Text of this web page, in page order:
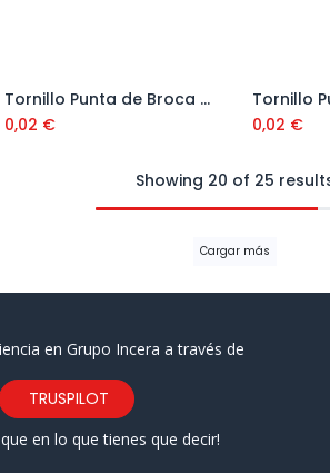
Añadir al carrito
Tornillo Punta de Broca Autotaladrante DIN 7504P Cabeza Avellanada Ø3,9 mm
0,02 €
0,02 €
Showing 20 of 25
Cargar más
en Grupo Incera a través de
TRUSPILOT
en lo que tienes que decir!